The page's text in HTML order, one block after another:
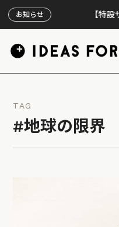
お知らせ 【特設サイ
TAG
#地球の限界